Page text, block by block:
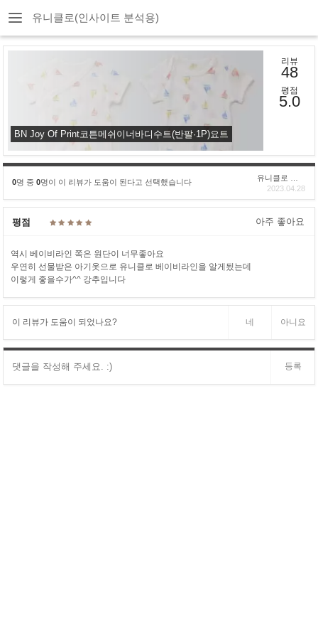
유니클로(인사이트 분석용)
BN Joy Of Print코튼메쉬이너바디수트(반팔·1P)요트
리뷰
48
평점
5.0
0명 중 0명이 이 리뷰가 도움이 된다고 선택했습니다
2023.04.28
평점 아주 좋아요
역시 베이비라인 쪽은 원단이 너무좋아요
우연히 선물받은 아기옷으로 유니클로 베이비라인을 알게됬는데
이렇게 좋을수가^^ 강추입니다
이 리뷰가 도움이 되었나요? 네 아니요
등록